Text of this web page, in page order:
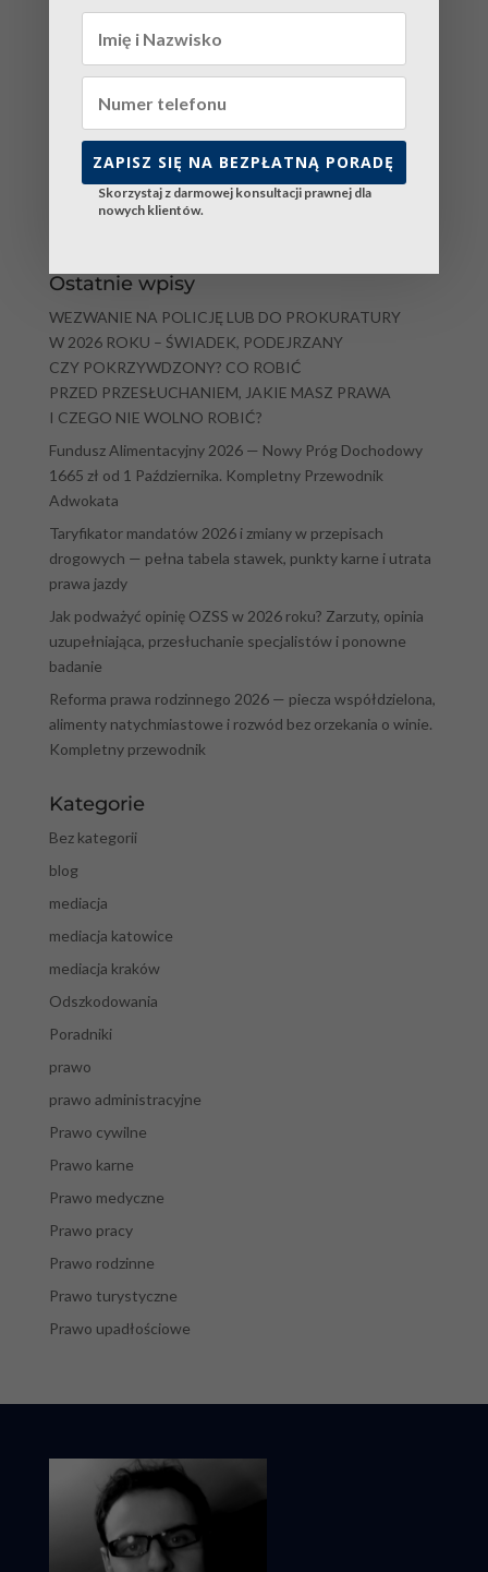
Zapamiętaj moje dane w tej przeglądarce podczas
pisania kolejnych komentarzy.
Ostatnie wpisy
WEZWANIE NA POLICJĘ LUB DO PROKURATURY
W 2026 ROKU – ŚWIADEK, PODEJRZANY
CZY POKRZYWDZONY? CO ROBIĆ
PRZED PRZESŁUCHANIEM, JAKIE MASZ PRAWA
I CZEGO NIE WOLNO ROBIĆ?
Fundusz Alimentacyjny 2026 — Nowy Próg Dochodowy
1665 zł od 1 Października. Kompletny Przewodnik
Adwokata
Taryfikator mandatów 2026 i zmiany w przepisach
drogowych — pełna tabela stawek, punkty karne i utrata
prawa jazdy
Jak podważyć opinię OZSS w 2026 roku? Zarzuty, opinia
uzupełniająca, przesłuchanie specjalistów i ponowne
badanie
Reforma prawa rodzinnego 2026 — piecza współdzielona,
alimenty natychmiastowe i rozwód bez orzekania o winie.
Kompletny przewodnik
Kategorie
Bez kategorii
blog
mediacja
mediacja katowice
mediacja kraków
Odszkodowania
Poradniki
prawo
prawo administracyjne
Prawo cywilne
Prawo karne
Prawo medyczne
Prawo pracy
Prawo rodzinne
Prawo turystyczne
Prawo upadłościowe
ZAPISZ SIĘ NA BEZPŁATNĄ PORADĘ
Skorzystaj z darmowej konsultacji prawnej dla
nowych klientów.